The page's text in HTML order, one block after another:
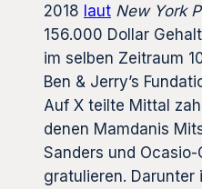
2018 laut New York
156.000 Dollar
im selben Zeitraum
Ben & Jerry’s
Auf X teilte Mittal
denen Mamdanis
Sanders und
gratulieren.